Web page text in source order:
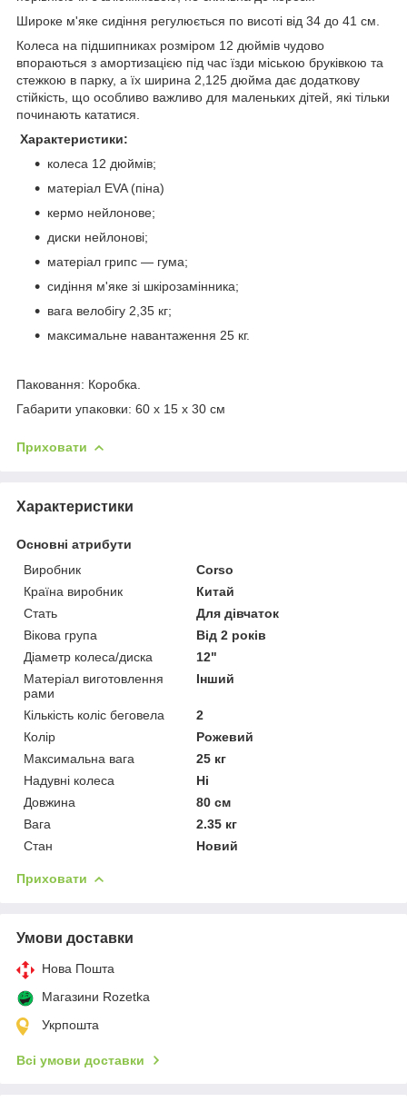
Широке м'яке сидіння регулюється по висоті від 34 до 41 см.
Колеса на підшипниках розміром 12 дюймів чудово
впораються з амортизацією під час їзди міською бруківкою та
стежкою в парку, а їх ширина 2,125 дюйма дає додаткову
стійкість, що особливо важливо для маленьких дітей, які тільки
починають кататися.
Характеристики:
колеса 12 дюймів;
матеріал EVA (піна)
кермо нейлонове;
диски нейлонові;
матеріал грипс — гума;
сидіння м'яке зі шкірозамінника;
вага велобігу 2,35 кг;
максимальне навантаження 25 кг.
Паковання: Коробка.
Габарити упаковки: 60 х 15 х 30 см
Приховати
Характеристики
Основні атрибути
Виробник
Corso
Країна виробник
Китай
Стать
Для дівчаток
Вікова група
Від 2 років
Діаметр колеса/диска
12"
Матеріал виготовлення
рами
Інший
Кількість коліс беговела
2
Колір
Рожевий
Максимальна вага
25 кг
Надувні колеса
Ні
Довжина
80 см
Вага
2.35 кг
Стан
Новий
Приховати
Умови доставки
Нова Пошта
Магазини Rozetka
Укрпошта
Всі умови доставки